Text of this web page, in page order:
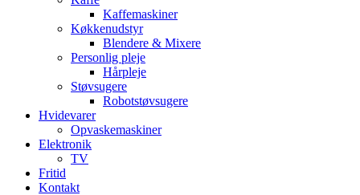
Kaffemaskiner
Køkkenudstyr
Blendere & Mixere
Personlig pleje
Hårpleje
Støvsugere
Robotstøvsugere
Hvidevarer
Opvaskemaskiner
Elektronik
TV
Fritid
Kontakt